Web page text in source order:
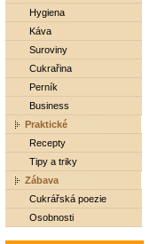
Hygiena
Káva
Suroviny
Cukrařina
Perník
Business
Praktické
Recepty
Tipy a triky
Zábava
Cukrářská poezie
Osobnosti